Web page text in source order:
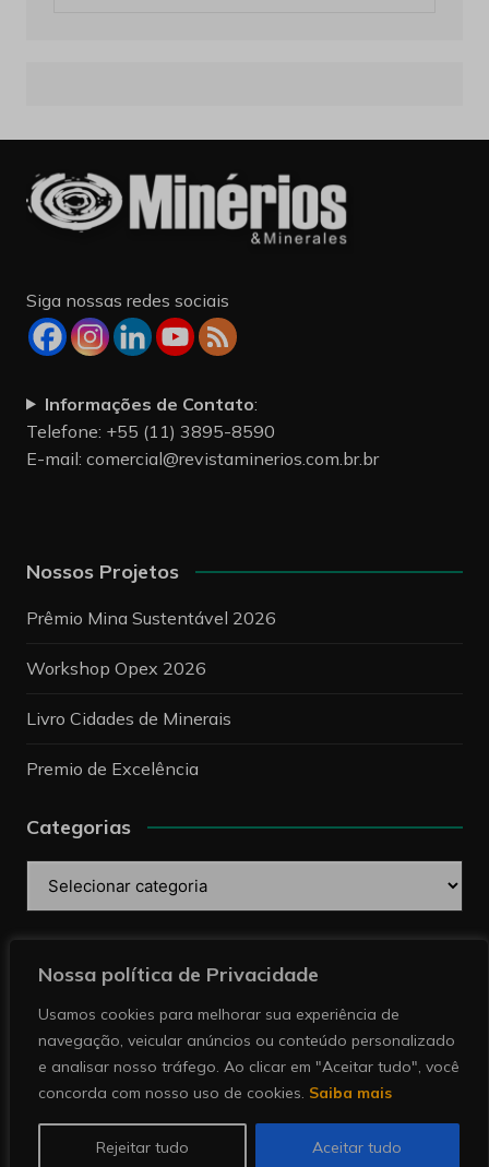
Nossa política de Privacidade
Usamos cookies para melhorar sua experiência de
navegação, veicular anúncios ou conteúdo personalizado
e analisar nosso tráfego. Ao clicar em "Aceitar tudo", você
concorda com nosso uso de cookies. Saiba mais
Rejeitar tudo Aceitar tudo
Siga nossas redes sociais
Informações de Contato:
Telefone: +55 (11) 3895-8590
E-mail: comercial@revistaminerios.com.br.br
Nossos Projetos
Prêmio Mina Sustentável 2026
Workshop Opex 2026
Livro Cidades de Minerais
Premio de Excelência
Categorias
mineração. Todos direitos reservados.